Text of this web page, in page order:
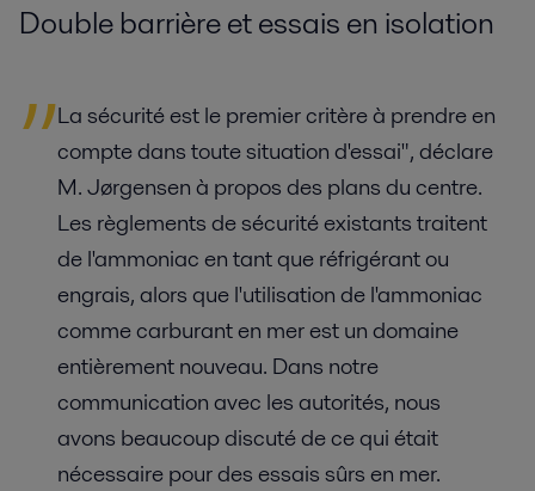
Double barrière et essais en isolation
La sécurité est le premier critère à prendre en
compte dans toute situation d'essai", déclare
M. Jørgensen à propos des plans du centre.
Les règlements de sécurité existants traitent
de l'ammoniac en tant que réfrigérant ou
engrais, alors que l'utilisation de l'ammoniac
comme carburant en mer est un domaine
entièrement nouveau. Dans notre
communication avec les autorités, nous
avons beaucoup discuté de ce qui était
nécessaire pour des essais sûrs en mer.